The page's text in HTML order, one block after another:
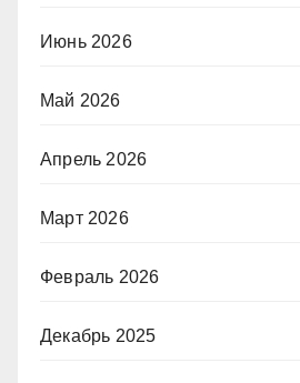
Июнь 2026
Май 2026
Апрель 2026
Март 2026
Февраль 2026
Декабрь 2025